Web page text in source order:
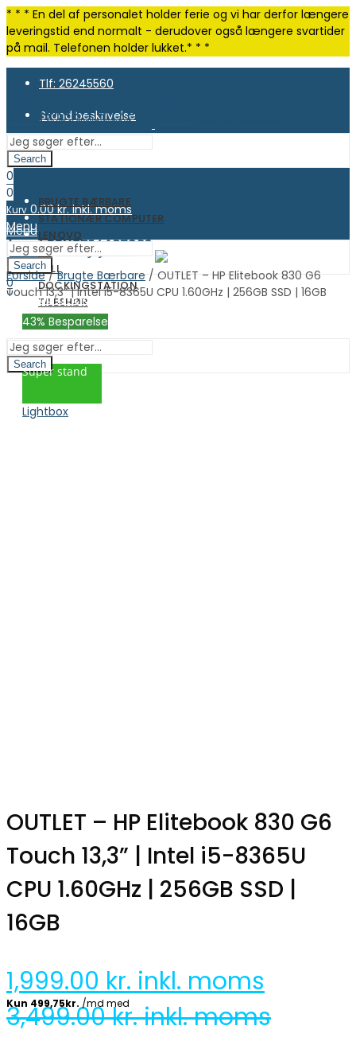
* * * En del af personalet holder ferie og vi har derfor længere
leveringstid end normalt - derudover også længere svartider
på mail. Telefonen holder lukket.* * *
Tlf: 26245560
Stand beskrivelse
Search
0
0
Kurv 0.00kr. inkl. moms
Menu
0
0
0.00kr. inkl. moms
BRUGTE BÆRBARE
STATIONÆR COMPUTER
LENOVO
HP
DELL
DOCKINGSTATION
TILBEHØR
OUTLET
Search
Menu
Search
0
Kurv 0.00kr. inkl. moms
Forside/Brugte Bærbare / OUTLET – HP Elitebook 830 G6
Touch 13,3” | Intel i5-8365U CPU 1.60GHz | 256GB SSD | 16GB
43% Besparelse
Super stand
Lightbox
OUTLET – HP Elitebook 830 G6
Touch 13,3” | Intel i5-8365U
CPU 1.60GHz | 256GB SSD |
16GB
1,999.00 kr. inkl. moms
3,499.00kr. inkl. moms